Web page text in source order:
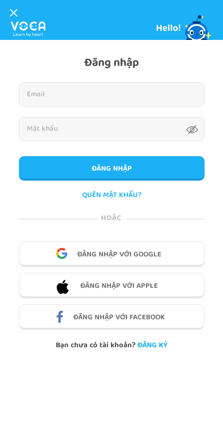
Đăng nhập
ĐĂNG NHẬP
QUÊN MẬT KHẨU?
HOẶC
ĐĂNG NHẬP VỚI GOOGLE
ĐĂNG NHẬP VỚI APPLE
ĐĂNG NHẬP VỚI FACEBOOK
Bạn chưa có tài khoản?ĐĂNG KÝ